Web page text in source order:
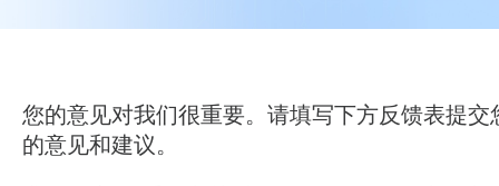
您的意见对我们很重要。请填写下方反馈表提交
的意见和建议。